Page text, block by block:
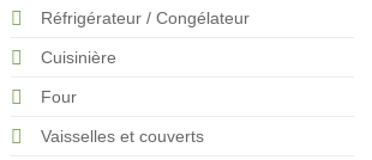
Réfrigérateur / Congélateur
Cuisinière
Four
Vaisselles et couverts